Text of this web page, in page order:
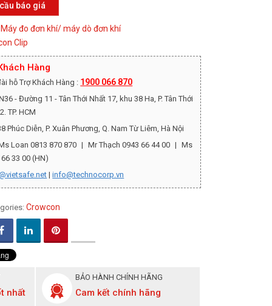
báo giá
Máy đo đơn khí/ máy dò đơn khí
Clip
Hàng
hỗ Trợ Khách Hàng : 1900 066 870
- Đường 11 - Tân Thới Nhất 17, khu 38 Ha, P. Tân Thới
TP. HCM
Phúc Diễn, P. Xuân Phương, Q. Nam Từ Liêm, Hà Nội
Loan 0813 870 870 | Mr Thạch 0943 66 44 00 |
Ms
33 00 (HN)
|info@technocorp.vn
Crowcon
nhất
BẢO HÀNH CHÍNH HÃNG
Cam kết chính hãng